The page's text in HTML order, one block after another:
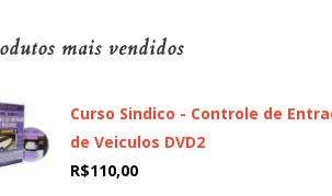
mais vendidos
Curso Sindico - Controle de
de Veiculos DVD2
R$110,00